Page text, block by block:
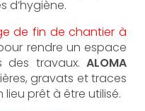
d’hygiène.
de fin de chantier à
rendre un espace
des travaux. ALOMA
gravats et traces
prêt à être utilisé.